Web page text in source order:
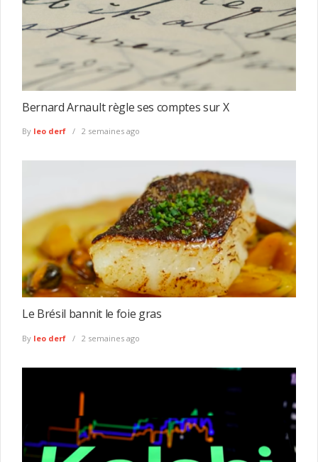
Bernard Arnault règle ses comptes sur X
By leo derf 2 semaines ago
Le Brésil bannit le foie gras
By leo derf 2 semaines ago